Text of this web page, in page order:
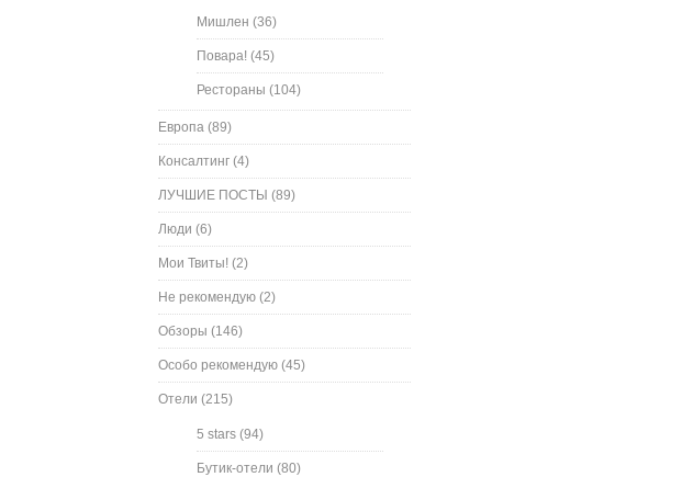
Мишлен (36)
Повара! (45)
Рестораны (104)
Европа (89)
Консалтинг (4)
ЛУЧШИЕ ПОСТЫ (89)
Люди (6)
Мои Твиты! (2)
Не рекомендую (2)
Обзоры (146)
Особо рекомендую (45)
Отели (215)
5 stars (94)
Бутик-отели (80)